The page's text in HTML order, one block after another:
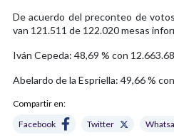
De acuerdo del preconteo de
van 121.511 de 122.020 mesas
Iván Cepeda: 48,69 % con
Abelardo de la Espriella: 49,66 %
Compartir en:
Facebook
Twitter